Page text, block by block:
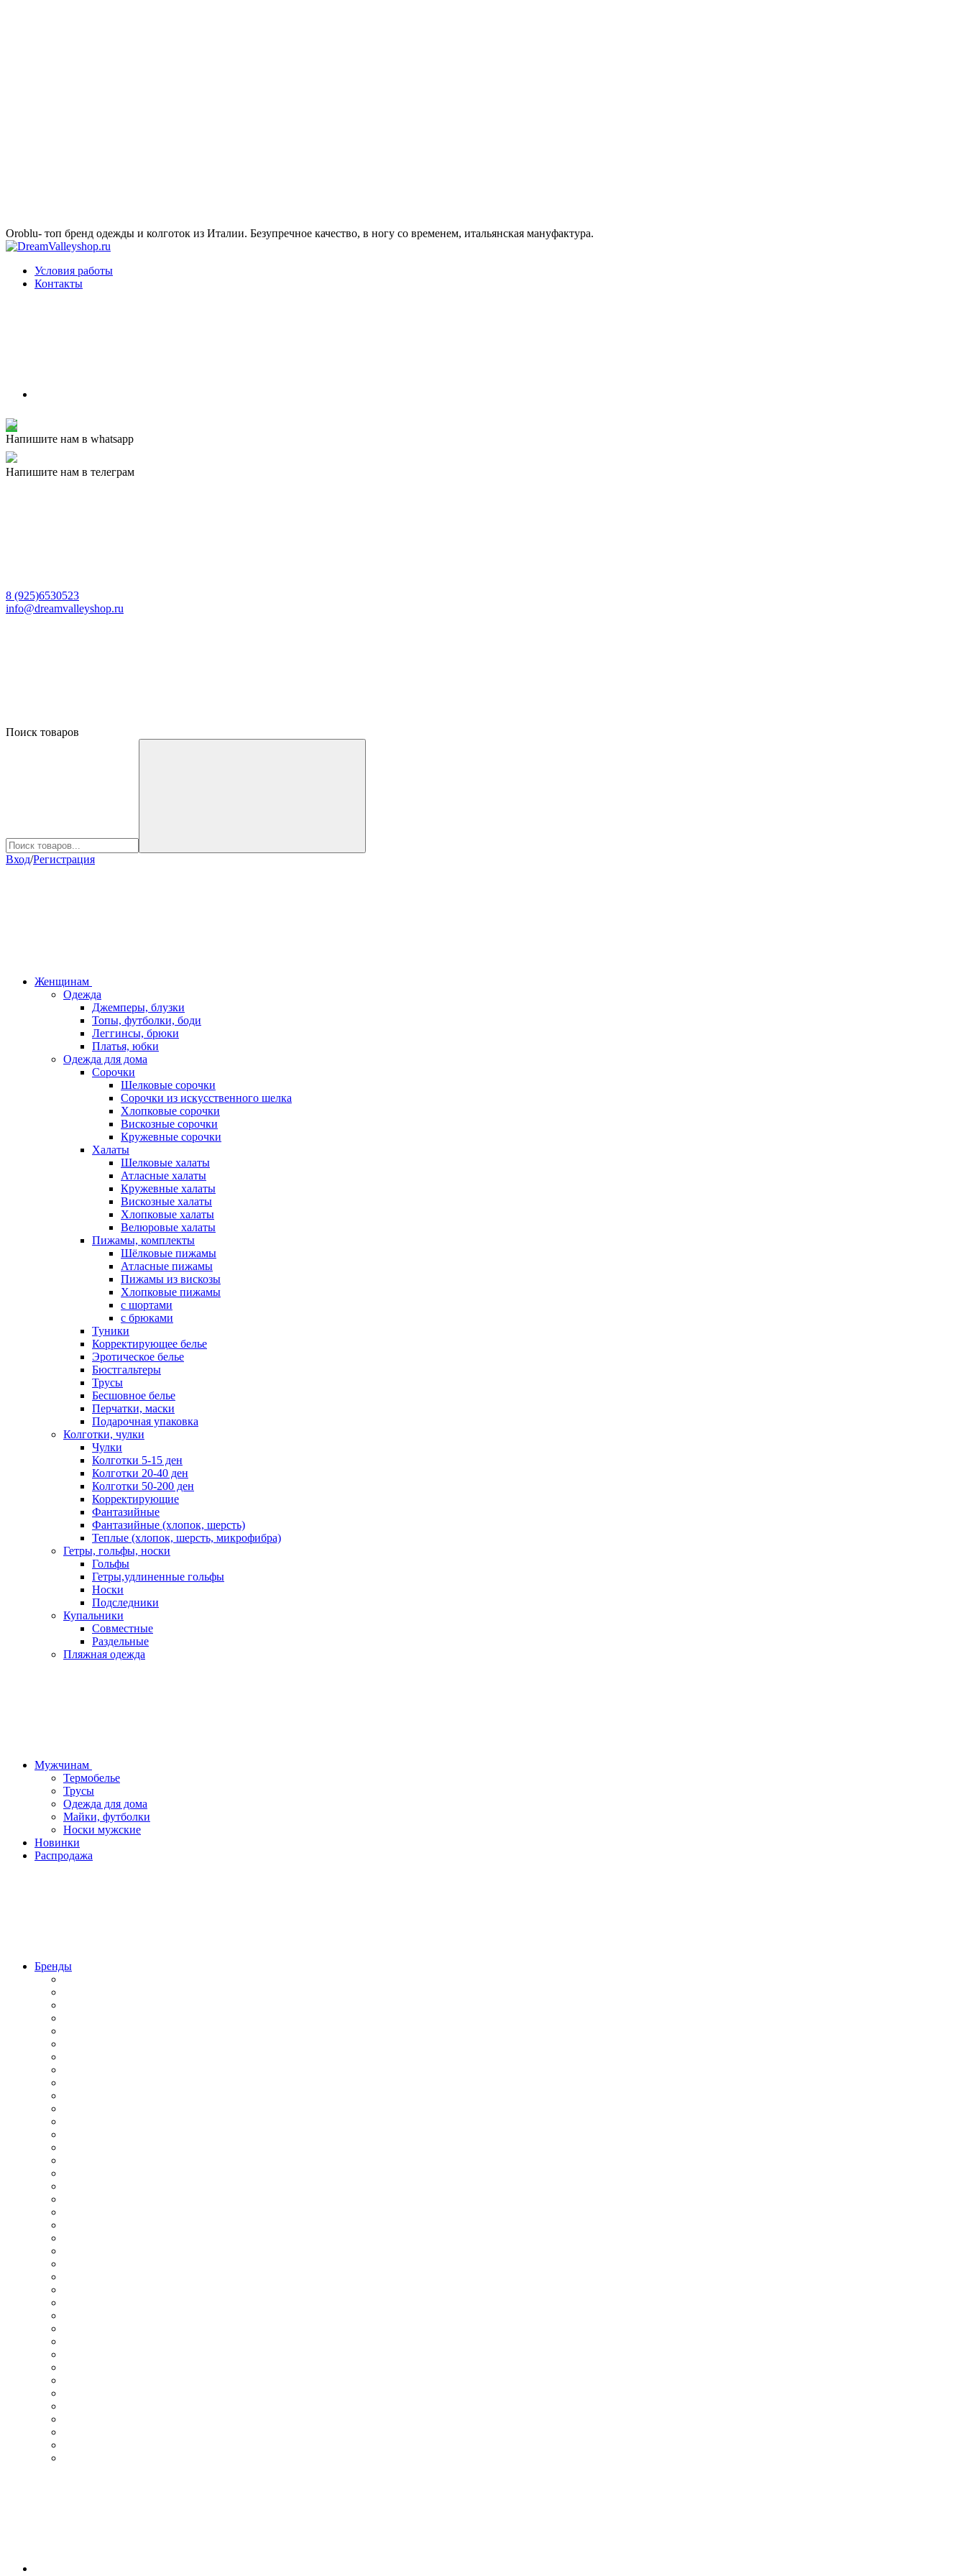
Oroblu- топ бренд одежды и колготок из Италии. Безупречное качество, в ногу со временем, итальянская мануфактура.
Условия работы
Контакты
Напишите нам в whatsapp
Напишите нам в телеграм
8 (925)6530523
info@dreamvalleyshop.ru
Поиск товаров
Вход/Регистрация
Женщинам
Одежда
Джемперы, блузки
Топы, футболки, боди
Леггинсы, брюки
Платья, юбки
Одежда для дома
Сорочки
Шелковые сорочки
Сорочки из искусственного шелка
Хлопковые сорочки
Вискозные сорочки
Кружевные сорочки
Халаты
Шелковые халаты
Атласные халаты
Кружевные халаты
Вискозные халаты
Хлопковые халаты
Велюровые халаты
Пижамы, комплекты
Шёлковые пижамы
Атласные пижамы
Пижамы из вискозы
Хлопковые пижамы
с шортами
с брюками
Туники
Корректирующее белье
Эротическое белье
Бюстгальтеры
Трусы
Бесшовное белье
Перчатки, маски
Подарочная упаковка
Колготки, чулки
Чулки
Колготки 5-15 ден
Колготки 20-40 ден
Колготки 50-200 ден
Корректирующие
Фантазийные
Фантазийные (хлопок, шерсть)
Теплые (хлопок, шерсть, микрофибра)
Гетры, гольфы, носки
Гольфы
Гетры,удлиненные гольфы
Носки
Подследники
Купальники
Совместные
Раздельные
Пляжная одежда
Мужчинам
Термобелье
Трусы
Одежда для дома
Майки, футболки
Носки мужские
Новинки
Распродажа
Бренды